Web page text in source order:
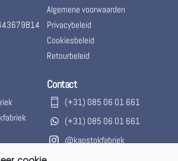
Algemene voorwaarden
Privacybeleid
Cookiesbeleid
Retourbeleid
Contact
(+31) 085 06 01 661
(+31) 085 06 01 661
@kapstokfabriek